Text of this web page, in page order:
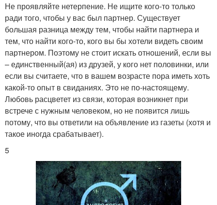
Не проявляйте нетерпение. Не ищите кого-то только
ради того, чтобы у вас был партнер. Существует
большая разница между тем, чтобы найти партнера и
тем, что найти кого-то, кого вы бы хотели видеть своим
партнером. Поэтому не стоит искать отношений, если вы
– единственный(ая) из друзей, у кого нет половинки, или
если вы считаете, что в вашем возрасте пора иметь хоть
какой-то опыт в свиданиях. Это не по-настоящему.
Любовь расцветет из связи, которая возникнет при
встрече с нужным человеком, но не появится лишь
потому, что вы ответили на объявление из газеты (хотя и
такое иногда срабатывает).
5